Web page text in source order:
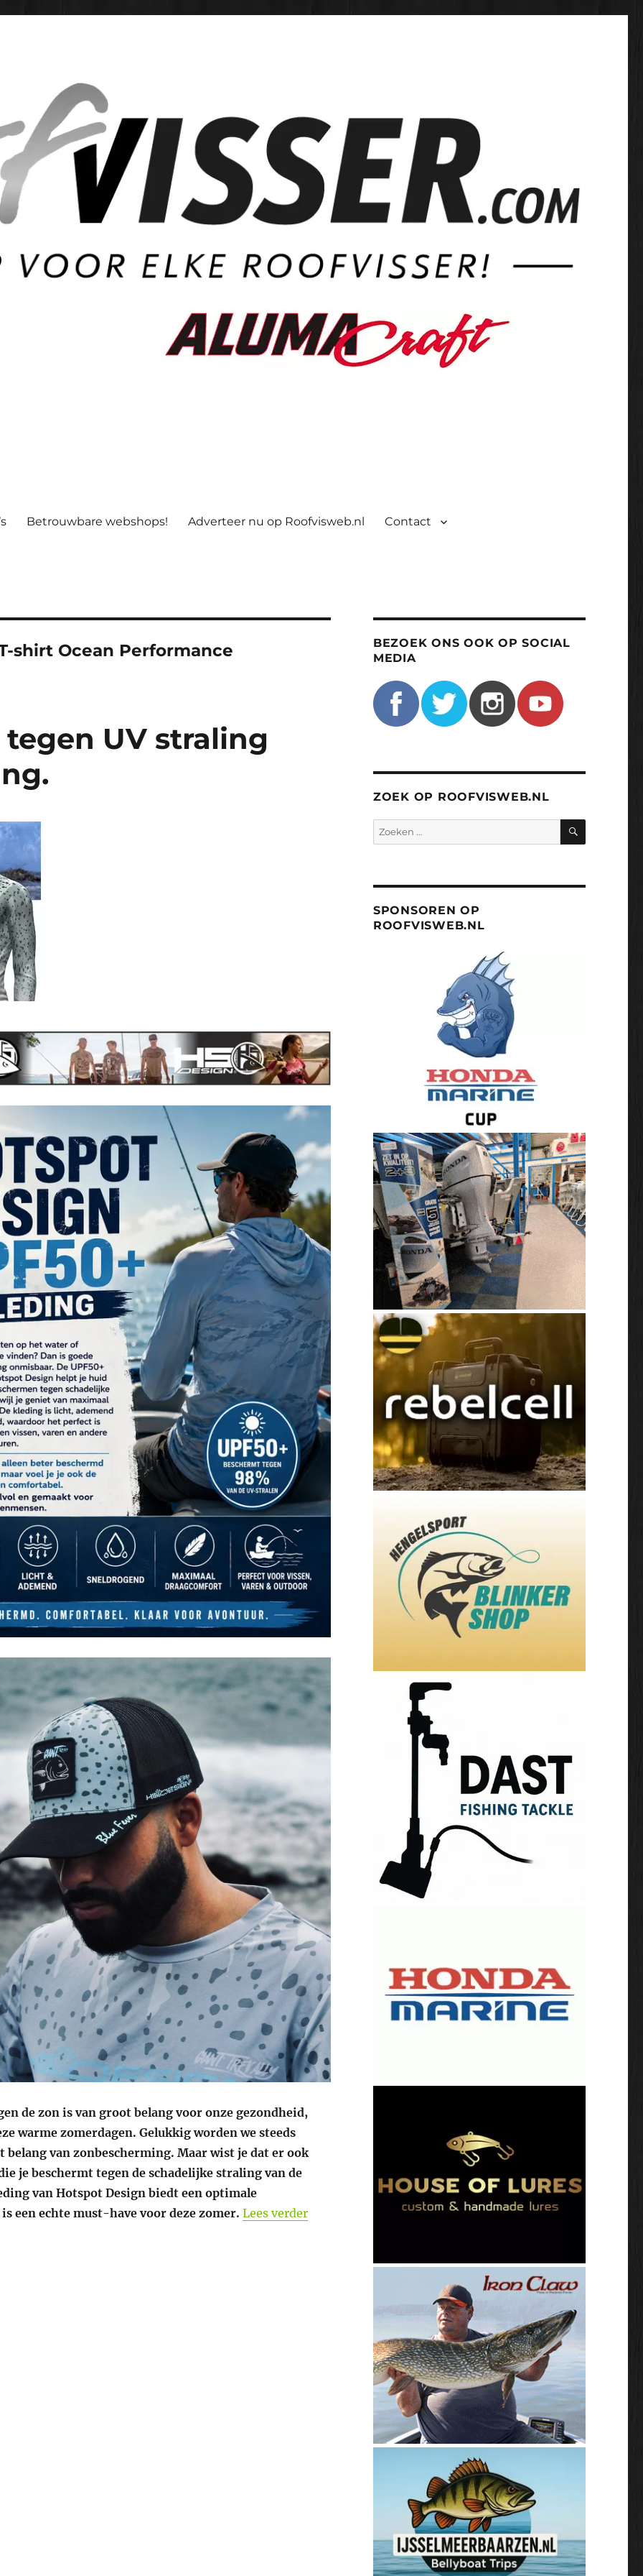
Betrouwbare webshops! Adverteer nu op Roofvisweb.nl Contact
shirt Ocean Performance
UV straling
de zon is van groot belang voor onze gezondheid,
warme zomerdagen. Gelukkig worden we steeds
belang van zonbescherming. Maar wist je dat er ook
je beschermt tegen de schadelijke straling van de
van Hotspot Design biedt een optimale
een echte must-have voor deze zomer. Lees verder“Bescherm je huid tegen UV straling met UPF50+
BEZOEK ONS OOK OP SOCIAL
MEDIA
ZOEK OP ROOFVISWEB.NL
Zoeken
naar:
ZOEKEN
SPONSOREN OP
ROOFVISWEB.NL